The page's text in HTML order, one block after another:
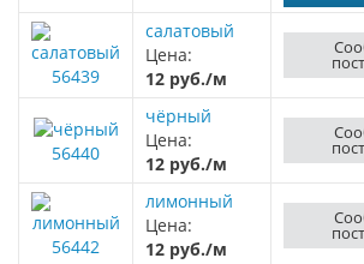
56439
салатовый
Цена:
12 руб./м
56440
чёрный
Цена:
12 руб./м
56442
лимонный
Цена:
12 руб./м